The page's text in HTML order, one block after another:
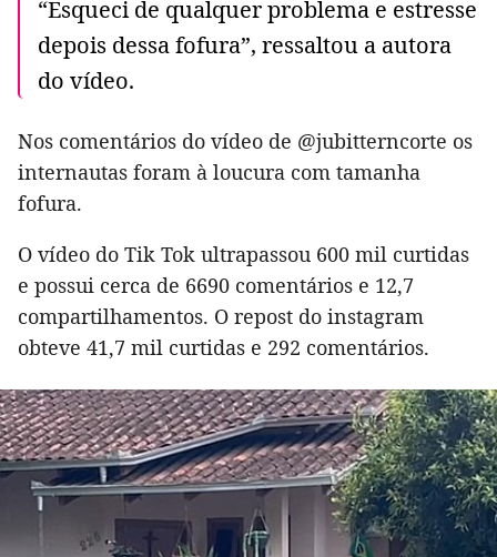
“Esqueci de qualquer problema e estresse
depois dessa fofura”, ressaltou a autora
do vídeo.
Nos comentários do vídeo de @jubitterncorte os
internautas foram à loucura com tamanha
fofura.
O vídeo do Tik Tok ultrapassou 600 mil curtidas
e possui cerca de 6690 comentários e 12,7
compartilhamentos. O repost do instagram
obteve 41,7 mil curtidas e 292 comentários.